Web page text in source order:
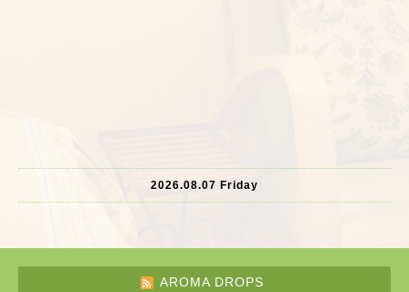
2026.08.07 Friday
AROMA DROPS